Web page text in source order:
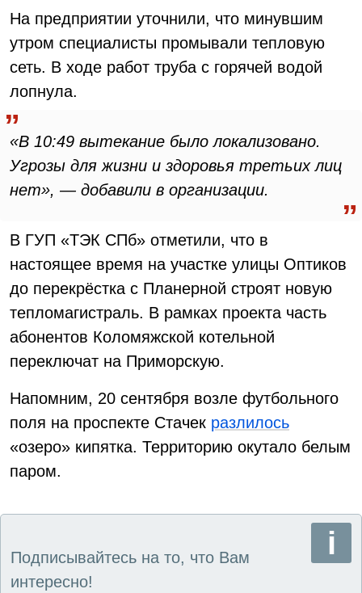
На предприятии уточнили, что минувшим
утром специалисты промывали тепловую
сеть. В ходе работ труба с горячей водой
лопнула.
«В 10:49 вытекание было локализовано.
Угрозы для жизни и здоровья третьих лиц
нет», — добавили в организации.
В ГУП «ТЭК СПб» отметили, что в
настоящее время на участке улицы Оптиков
до перекрёстка с Планерной строят новую
тепломагистраль. В рамках проекта часть
абонентов Коломяжской котельной
переключат на Приморскую.
Напомним, 20 сентября возле футбольного
поля на проспекте Стачек разлилось
«озеро» кипятка. Территорию окутало белым
паром.
Подписывайтесь на то, что Вам
интересно!